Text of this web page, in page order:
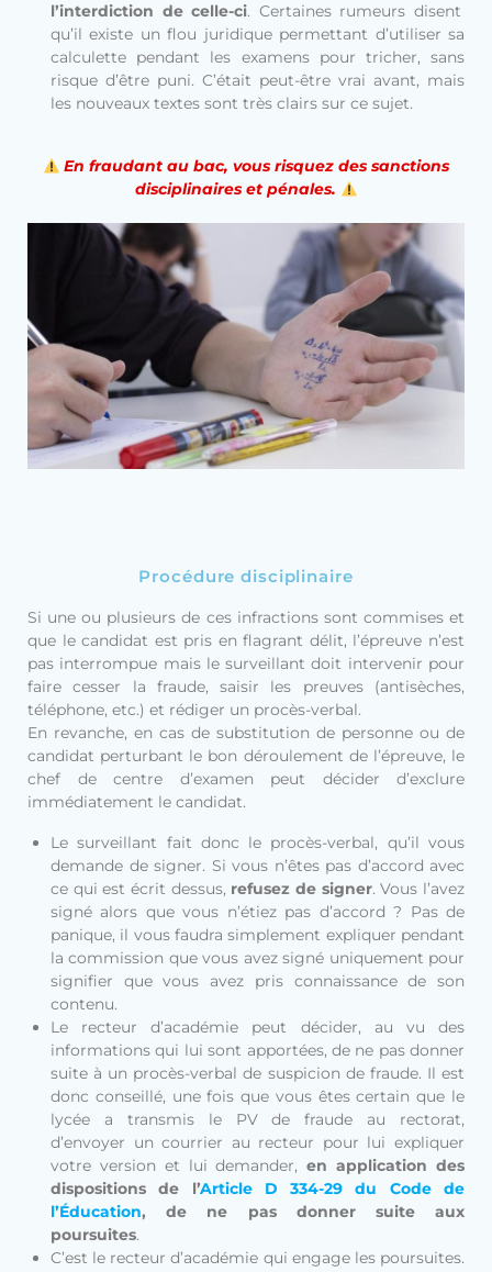
l’interdiction de celle-ci. Certaines rumeurs disent
qu’il existe un flou juridique permettant d’utiliser sa
calculette pendant les examens pour tricher, sans
risque d’être puni. C’était peut-être vrai avant, mais
les nouveaux textes sont très clairs sur ce sujet.
En fraudant au bac, vous risquez des sanctions
disciplinaires et pénales.
Procédure disciplinaire
Si une ou plusieurs de ces infractions sont commises et
que le candidat est pris en flagrant délit, l’épreuve n’est
pas interrompue mais le surveillant doit intervenir pour
faire cesser la fraude, saisir les preuves (antisèches,
téléphone, etc.) et rédiger un procès-verbal.
En revanche, en cas de substitution de personne ou de
candidat perturbant le bon déroulement de l’épreuve, le
chef de centre d’examen peut décider d’exclure
immédiatement le candidat.
Le surveillant fait donc le procès-verbal, qu’il vous
demande de signer. Si vous n’êtes pas d’accord avec
ce qui est écrit dessus, refusez de signer. Vous l’avez
signé alors que vous n’étiez pas d’accord ? Pas de
panique, il vous faudra simplement expliquer pendant
la commission que vous avez signé uniquement pour
signifier que vous avez pris connaissance de son
contenu.
Le recteur d’académie peut décider, au vu des
informations qui lui sont apportées, de ne pas donner
suite à un procès-verbal de suspicion de fraude. Il est
donc conseillé, une fois que vous êtes certain que le
lycée a transmis le PV de fraude au rectorat,
d’envoyer un courrier au recteur pour lui expliquer
votre version et lui demander,en application des
dispositions de l’Article D 334-29 du Code de
l’Éducation, de ne pas donner suite aux
poursuites.
C’est le recteur d’académie qui engage les poursuites.